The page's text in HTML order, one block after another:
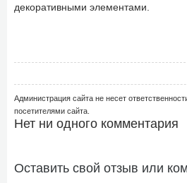
декоративными элементами.
Администрация сайта не несет
посетителями сайта.
Нет ни одного комментария
Оставить свой отзыв или